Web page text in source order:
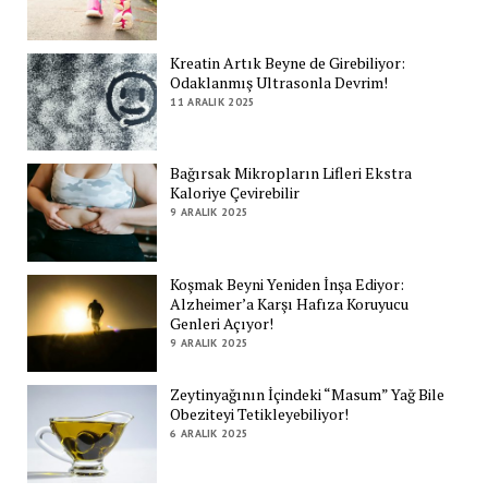
Kreatin Artık Beyne de Girebiliyor:
Odaklanmış Ultrasonla Devrim!
11 ARALIK 2025
Bağırsak Mikropların Lifleri Ekstra
Kaloriye Çevirebilir
9 ARALIK 2025
Koşmak Beyni Yeniden İnşa Ediyor:
Alzheimer’a Karşı Hafıza Koruyucu
Genleri Açıyor!
9 ARALIK 2025
Zeytinyağının İçindeki “Masum” Yağ Bile
Obeziteyi Tetikleyebiliyor!
6 ARALIK 2025